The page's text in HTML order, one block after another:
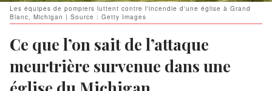
Les équipes de pompiers luttent contre l'incendie d'une église à Grand
Blanc, Michigan | Source : Getty Images
Ce que l’on sait de l’attaque
meurtrière survenue dans une